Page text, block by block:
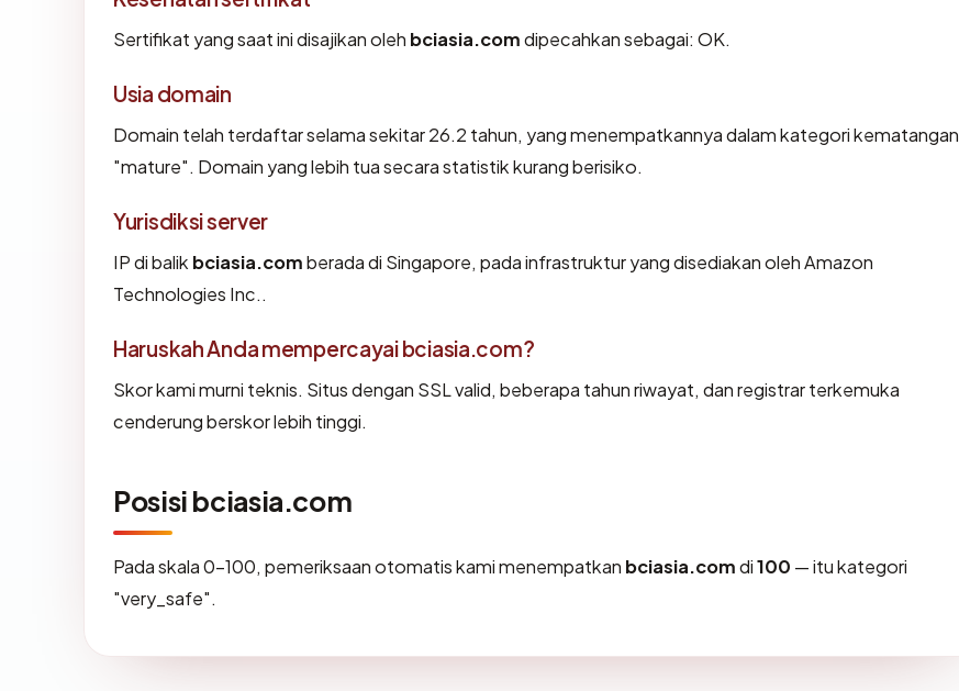
Sertifikat yang saat ini disajikan oleh bciasia.comdipecahkan sebagai: OK.
Usia domain
Domain telah terdaftar selama sekitar 26.2 tahun, yang menempatkannya dalam kategori kematangan
"mature". Domain yang lebih tua secara statistik kurang berisiko.
Yurisdiksi server
IP di balik bciasia.comberada di Singapore, pada infrastruktur yang disediakan oleh Amazon
Technologies Inc..
Haruskah Anda mempercayai bciasia.com?
Skor kami murni teknis. Situs dengan SSL valid, beberapa tahun riwayat, dan registrar terkemuka
cenderung berskor lebih tinggi.
Posisi bciasia.com
Pada skala 0-100, pemeriksaan otomatis kami menempatkan bciasia.comdi100 — itu kategori
"very_safe".